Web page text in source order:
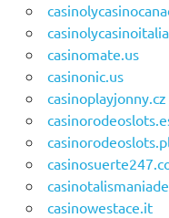
casinomate.us
casinonic.us
casinoplayjonny.cz
casinowestace.it